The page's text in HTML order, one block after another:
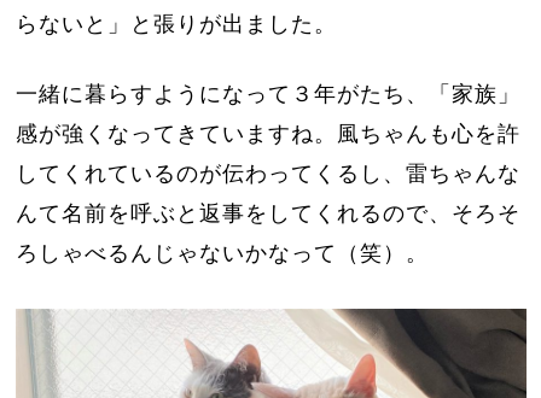
らないと」と張りが出ました。
一緒に暮らすようになって３年がたち、「家族」
感が強くなってきていますね。風ちゃんも心を許
してくれているのが伝わってくるし、雷ちゃんな
んて名前を呼ぶと返事をしてくれるので、そろそ
ろしゃべるんじゃないかなって（笑）。